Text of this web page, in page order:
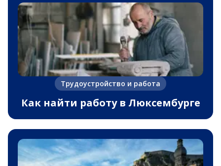
Трудоустройство и работа
Как найти работу в Люксембурге